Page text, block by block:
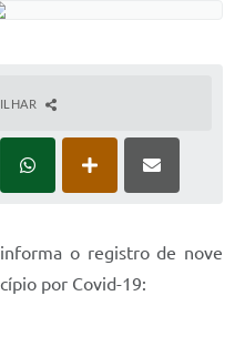
o registro de nove
por Covid-19: